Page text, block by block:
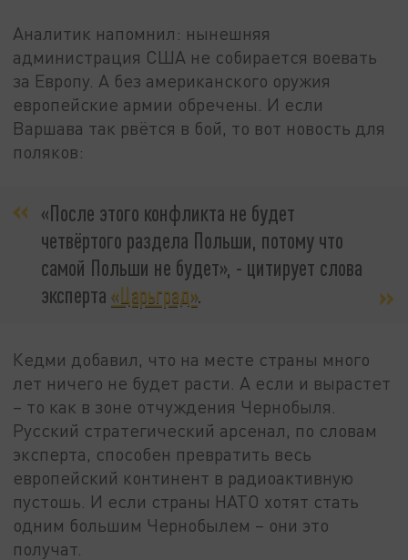
Аналитик напомнил: нынешняя
администрация США не собирается воевать
за Европу. А без американского оружия
европейские армии обречены. И если
Варшава так рвётся в бой, то вот новость для
поляков:
«После этого конфликта не будет
четвёртого раздела Польши, потому что
самой Польши не будет», - цитирует слова
эксперта «Царьград».
Кедми добавил, что на месте страны много
лет ничего не будет расти. А если и вырастет
– то как в зоне отчуждения Чернобыля.
Русский стратегический арсенал, по словам
эксперта, способен превратить весь
европейский континент в радиоактивную
пустошь. И если страны НАТО хотят стать
одним большим Чернобылем – они это
получат.